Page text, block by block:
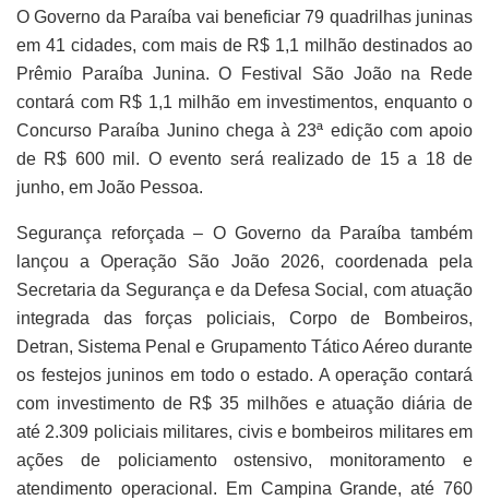
O Governo da Paraíba vai beneficiar 79 quadrilhas juninas
em 41 cidades, com mais de R$ 1,1 milhão destinados ao
Prêmio Paraíba Junina. O Festival São João na Rede
contará com R$ 1,1 milhão em investimentos, enquanto o
Concurso Paraíba Junino chega à 23ª edição com apoio
de R$ 600 mil. O evento será realizado de 15 a 18 de
junho, em João Pessoa.
Segurança reforçada – O Governo da Paraíba também
lançou a Operação São João 2026, coordenada pela
Secretaria da Segurança e da Defesa Social, com atuação
integrada das forças policiais, Corpo de Bombeiros,
Detran, Sistema Penal e Grupamento Tático Aéreo durante
os festejos juninos em todo o estado. A operação contará
com investimento de R$ 35 milhões e atuação diária de
até 2.309 policiais militares, civis e bombeiros militares em
ações de policiamento ostensivo, monitoramento e
atendimento operacional. Em Campina Grande, até 760